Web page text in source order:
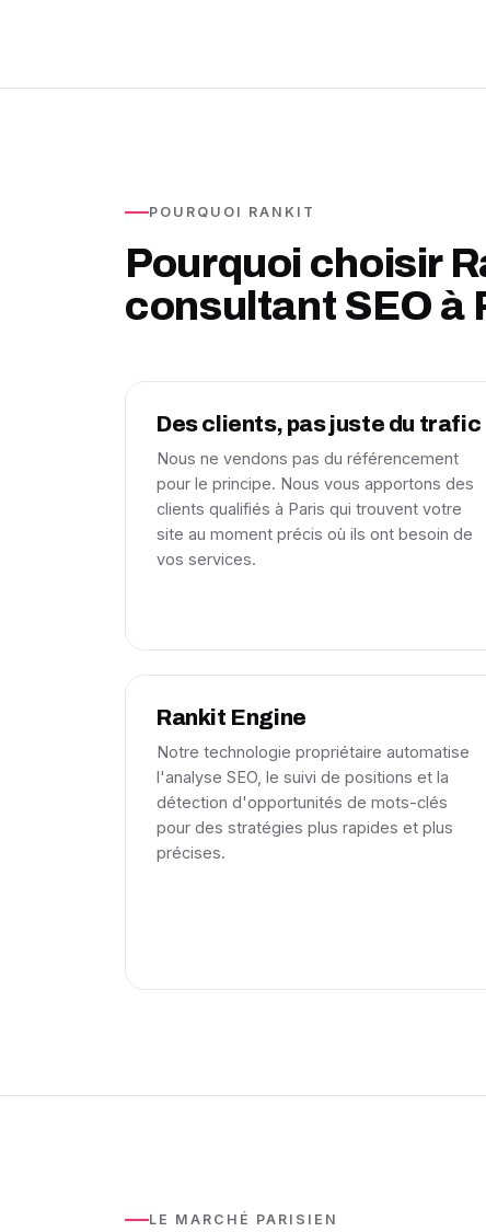
POURQUOI RANKIT
Pourquoi choisir
consultant SEO à
Des clients, pas juste du trafic
Nous ne vendons pas du référencement
pour le principe. Nous vous apportons des
clients qualifiés à Paris qui trouvent votre
site au moment précis où ils ont besoin de
vos services.
Rankit Engine
Notre technologie propriétaire automatise
l'analyse SEO, le suivi de positions et la
détection d'opportunités de mots-clés
pour des stratégies plus rapides et plus
précises.
LE MARCHÉ PARISIEN